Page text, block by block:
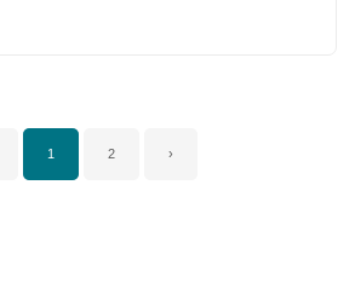
1 2 ›